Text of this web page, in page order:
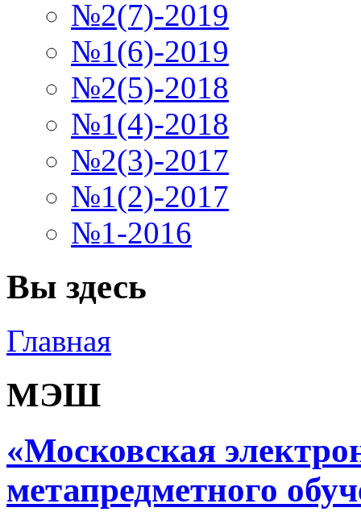
№2(7)-2019
№1(6)-2019
№2(5)-2018
№1(4)-2018
№2(3)-2017
№1(2)-2017
№1-2016
Вы здесь
Главная
МЭШ
«Московская
метапредметного